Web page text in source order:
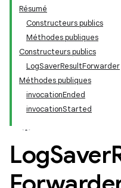
Résumé
Constructeurs publics
Méthodes publiques
Constructeurs publics
LogSaverResultForwarder
Méthodes publiques
invocationEnded
invocationStarted
LogSaver